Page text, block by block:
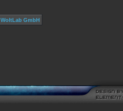
WoltLab GmbH